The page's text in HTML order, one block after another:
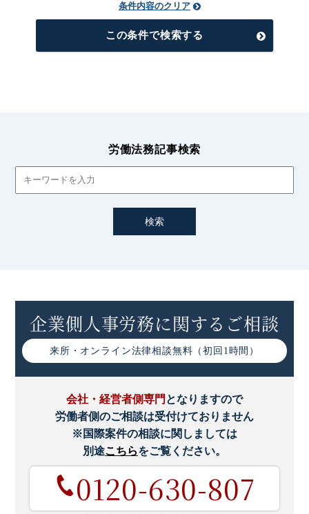
条件内容のクリア
この条件で検索する
労働法務記事検索
企業側人事労務に関するご相談
来所・オンライン法律相談無料（初回1時間）
会社・経営者側専門 となりますので
労働者側のご相談は受付けておりません
※国際案件の相談に関しましては
別途こちらをご覧ください。
0120-630-807